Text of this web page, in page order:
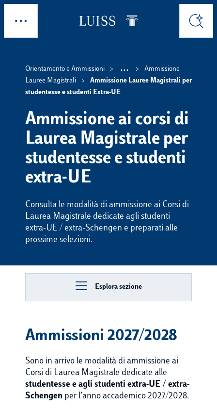
Skip to main content
Cerca
Orientamento e Ammissioni ...
Show
Ammissione
Lauree Magistrali
Ammissione Lauree Magistrali per
studentesse e studenti Extra-UE
Ammissione ai corsi di
Laurea Magistrale per
studentesse e studenti
extra-UE
Consulta le modalità di ammissione ai Corsi di
Laurea Magistrale dedicate agli studenti
extra-UE / extra-Schengen e preparati alle
prossime selezioni.
Esplora sezione
Ammissioni 2027/2028
Sono in arrivo le modalità di ammissione ai
Corsi di Laurea Magistrale dedicate alle
studentesse e agli studenti extra-UE / extra-
Schengen per l’anno accademico 2027/2028.